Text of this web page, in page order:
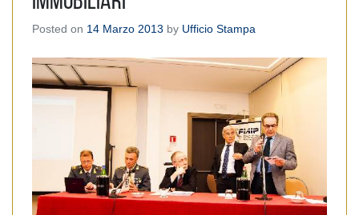
Posted on 14 Marzo 2013 by Ufficio Stampa